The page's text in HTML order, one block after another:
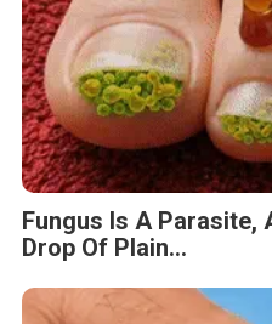
Fungus Is A Parasite,
Drop Of Plain...